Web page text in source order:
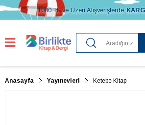
1000 TL ve Üzeri Alışverişlerde
Anasayfa Yayınevleri Ketebe Kitap